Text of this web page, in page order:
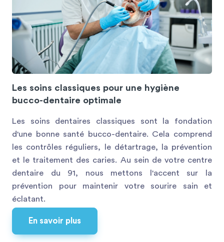
Les soins classiques pour une hygiène
bucco-dentaire optimale
Les soins dentaires classiques sont la fondation
d'une bonne santé bucco-dentaire. Cela comprend
les contrôles réguliers, le détartrage, la prévention
et le traitement des caries. Au sein de votre centre
dentaire du 91, nous mettons l'accent sur la
prévention pour maintenir votre sourire sain et
éclatant.
En savoir plus